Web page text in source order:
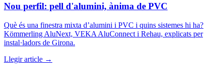
Nou perfil: pell d'alumini, ànima de PVC
Què és una finestra mixta d’alumini i PVC i quins sistemes hi ha?
Kömmerling AluNext, VEKA AluConnect i Rehau, explicats per
instal·ladors de Girona.
Llegir article →